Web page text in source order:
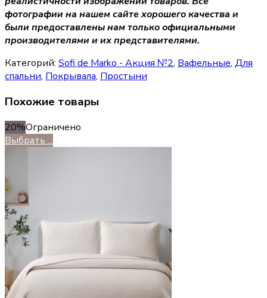
фотографии на нашем сайте хорошего качества и
были предоставлены нам только официальными
производителями и их представителями.
Категорий: Sofi de Marko - Акция №2, Вафельные, Для
спальни, Покрывала, Простыни
Похожие товары
20%Ограничено
Выбрать ...